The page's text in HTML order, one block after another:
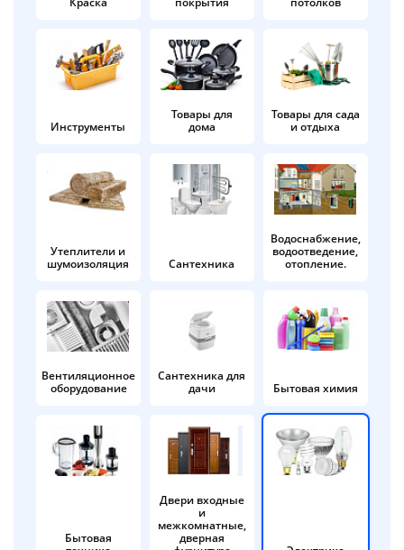
Инструменты
Товары для
дома
Товары для сада
и отдыха
Утеплители и
шумоизоляция
Сантехника
Водоснабжение,
водоотведение,
отопление.
Вентиляционное
оборудование
Сантехника для
дачи
Бытовая химия
Бытовая
Двери входные
и
межкомнатные,
дверная
в корзину
Оплачивайте сегодня только
25% картой любого банка
Получайте товар
выбранный способом
Оставшиеся
% будут
по25%каждые 2 недели
Подробнее
об оплате Плайтом
Остались вопросы?
8 800 302-02-51